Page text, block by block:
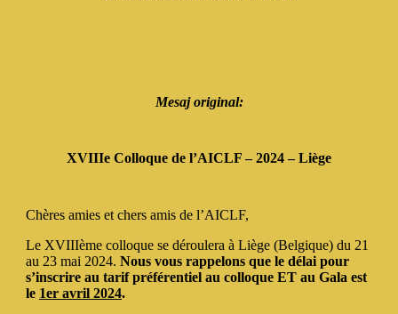
Mesaj original:
XVIIIe Colloque de l’AICLF – 2024 – Liège
Chères amies et chers amis de l’AICLF,
Le XVIIIème colloque se déroulera à Liège (Belgique) du 21
au 23 mai 2024. Nous vous rappelons que le délai pour
s’inscrire au tarif préférentiel au colloque ET au Gala est
le 1er avril 2024.